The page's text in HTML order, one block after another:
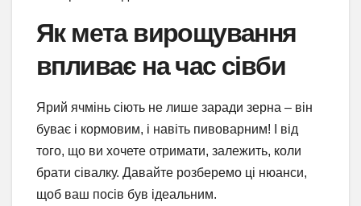
Як мета вирощування
впливає на час сівби
Ярий ячмінь сіють не лише заради зерна – він
буває і кормовим, і навіть пивоварним! І від
того, що ви хочете отримати, залежить, коли
брати сівалку. Давайте розберемо ці нюанси,
щоб ваш посів був ідеальним.